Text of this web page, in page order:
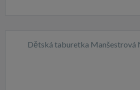
Dětská taburetka Manšestrová